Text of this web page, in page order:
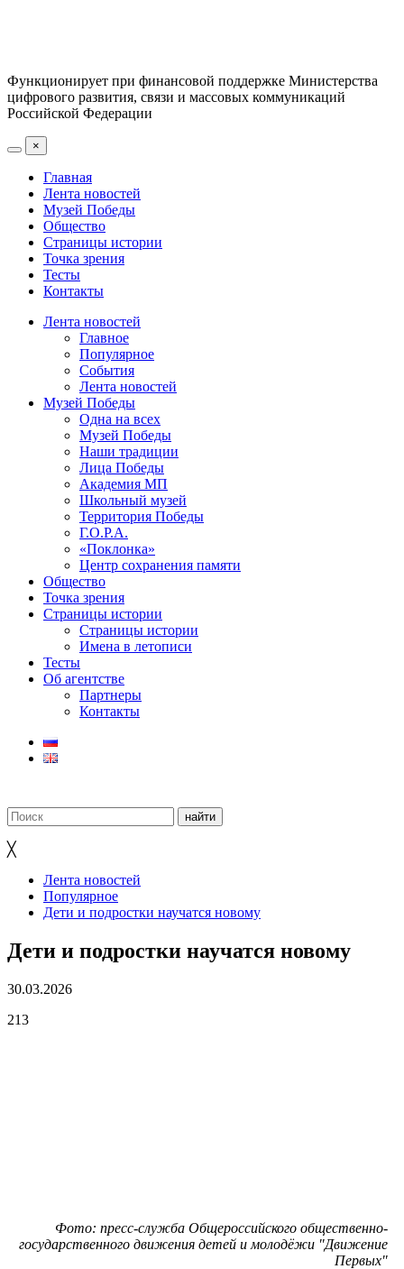
Функционирует при финансовой поддержке Министерства
цифрового развития, связи и массовых коммуникаций
Российской Федерации
×
Главная
Лента новостей
Музей Победы
Общество
Страницы истории
Точка зрения
Тесты
Контакты
Лента новостей
Главное
Популярное
События
Лента новостей
Музей Победы
Одна на всех
Музей Победы
Наши традиции
Лица Победы
Академия МП
Школьный музей
Территория Победы
Г.О.Р.А.
«Поклонка»
Центр сохранения памяти
Общество
Точка зрения
Страницы истории
Страницы истории
Имена в летописи
Тесты
Об агентстве
Партнеры
Контакты
╳
Лента новостей
Популярное
Дети и подростки научатся новому
Дети и подростки научатся новому
30.03.2026
213
Фото: пресс-служба Общероссийского общественно-
государственного движения детей и молодёжи "Движение
Первых"